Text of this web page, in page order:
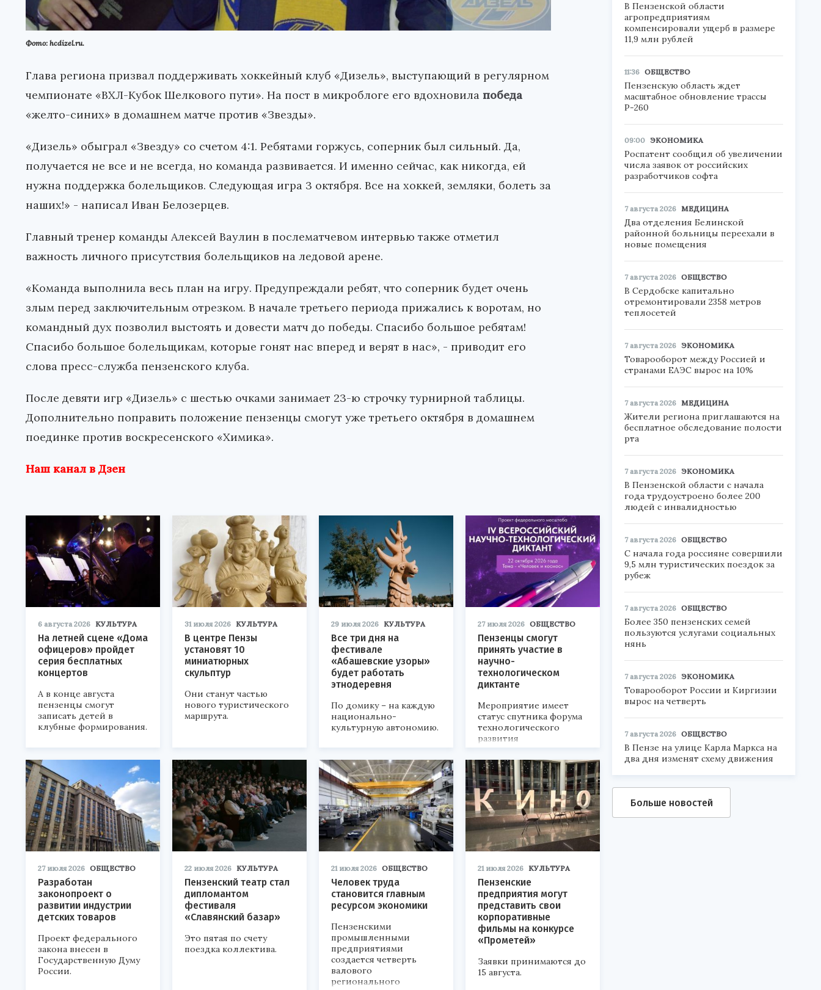
Фото: hcdizel.ru.
Глава региона призвал поддерживать хоккейный клуб «Дизель», выступающий в регулярном
чемпионате «ВХЛ-Кубок Шелкового пути». На пост в микроблоге его вдохновила победа
«желто-синих» в домашнем матче против «Звезды».
«Дизель» обыграл «Звезду» со счетом 4:1. Ребятами горжусь, соперник был сильный. Да,
получается не все и не всегда, но команда развивается. И именно сейчас, как никогда, ей
нужна поддержка болельщиков. Следующая игра 3 октября. Все на хоккей, земляки, болеть за
наших!» - написал Иван Белозерцев.
Главный тренер команды Алексей Ваулин в послематчевом интервью также отметил
важность личного присутствия болельщиков на ледовой арене.
«Команда выполнила весь план на игру. Предупреждали ребят, что соперник будет очень
злым перед заключительным отрезком. В начале третьего периода прижались к воротам, но
командный дух позволил выстоять и довести матч до победы. Спасибо большое ребятам!
Спасибо большое болельщикам, которые гонят нас вперед и верят в нас», - приводит его
слова пресс-служба пензенского клуба.
После девяти игр «Дизель» с шестью очками занимает 23-ю строчку турнирной таблицы.
Дополнительно поправить положение пензенцы смогут уже третьего октября в домашнем
поединке против воскресенского «Химика».
Наш канал в Дзен
6 августа 2026 КУЛЬТУРА
На летней сцене «Дома
офицеров» пройдет
серия бесплатных
концертов
А в конце августа
пензенцы смогут
записать детей в
клубные формирования.
31 июля 2026 КУЛЬТУРА
В центре Пензы
установят 10
миниатюрных
скульптур
Они станут частью
нового туристического
маршрута.
29 июля 2026 КУЛЬТУРА
Все три дня на
фестивале
«Абашевские узоры»
будет работать
этнодеревня
По домику – на каждую
национально-
культурную автономию.
27 июля 2026 ОБЩЕСТВО
Пензенцы смогут
принять участие в
научно-
технологическом
диктанте
Мероприятие имеет
статус спутника форума
технологического
развития
«Технопром-2026».
27 июля 2026 ОБЩЕСТВО
Разработан
законопроект о
развитии индустрии
детских товаров
Проект федерального
закона внесен в
Государственную Думу
России.
22 июля 2026 КУЛЬТУРА
Пензенский театр стал
дипломантом
фестиваля
«Славянский базар»
Это пятая по счету
поездка коллектива.
21 июля 2026 ОБЩЕСТВО
Человек труда
становится главным
ресурсом экономики
Пензенскими
промышленными
предприятиями
создается четверть
валового
регионального
21 июля 2026 КУЛЬТУРА
Пензенские
предприятия могут
представить свои
корпоративные
фильмы на конкурсе
«Прометей»
Заявки принимаются до
15 августа.
В Пензенской области
агропредприятиям
компенсировали ущерб в размере
11,9 млн рублей
11:36 ОБЩЕСТВО
Пензенскую область ждет
масштабное обновление трассы
Р-260
09:00 ЭКОНОМИКА
Роспатент сообщил об увеличении
числа заявок от российских
разработчиков софта
7 августа 2026 МЕДИЦИНА
Два отделения Белинской
районной больницы переехали в
новые помещения
7 августа 2026 ОБЩЕСТВО
В Сердобске капитально
отремонтировали 2358 метров
теплосетей
7 августа 2026 ЭКОНОМИКА
Товарооборот между Россией и
странами ЕАЭС вырос на 10%
7 августа 2026 МЕДИЦИНА
Жители региона приглашаются на
бесплатное обследование полости
рта
7 августа 2026 ЭКОНОМИКА
В Пензенской области с начала
года трудоустроено более 200
людей с инвалидностью
7 августа 2026 ОБЩЕСТВО
С начала года россияне совершили
9,5 млн туристических поездок за
рубеж
7 августа 2026 ОБЩЕСТВО
Более 350 пензенских семей
пользуются услугами социальных
нянь
7 августа 2026 ЭКОНОМИКА
Товарооборот России и Киргизии
вырос на четверть
7 августа 2026 ОБЩЕСТВО
В Пензе на улице Карла Маркса на
два дня изменят схему движения
Больше новостей